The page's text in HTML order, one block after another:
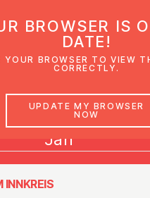
INNKREIS
04
Jan
BROWSER IS
DATE!
YOUR BROWSER TO VIEW
CORRECTLY.
UPDATE MY BROWSER
NOW